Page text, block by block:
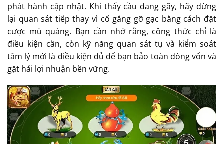
phát hành cập nhật. Khi thấy cầu đang gãy, hãy dừng
lại quan sát tiếp thay vì cố gắng gỡ gạc bằng cách đặt
cược mù quáng. Bạn cần nhớ rằng, công thức chỉ là
điều kiện cần, còn kỹ năng quan sát tụ và kiểm soát
tâm lý mới là điều kiện đủ để bạn bảo toàn dòng vốn và
gặt hái lợi nhuận bền vững.